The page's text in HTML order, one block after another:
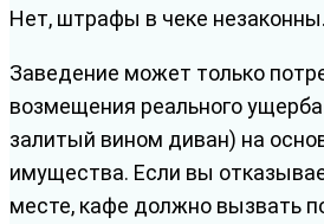
Нет, штрафы в чеке незаконны.
Заведение может только
возмещения реального
залитый вином диван) на
имущества. Если вы
месте, кафе должно вызвать